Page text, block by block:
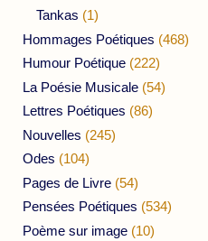
Tankas (1)
Hommages Poétiques (468)
Humour Poétique (222)
La Poésie Musicale (54)
Lettres Poétiques (86)
Nouvelles (245)
Odes (104)
Pages de Livre (54)
Pensées Poétiques (534)
Poème sur image (10)